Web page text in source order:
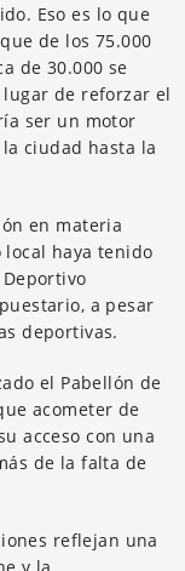
Eso es lo que
de los 75.000
de 30.000 se
de reforzar el
ser un motor
ciudad hasta la
en materia
haya tenido
a pesar
deportivas.
el Pabellón de
acometer de
acceso con una
de la falta de
reflejan una